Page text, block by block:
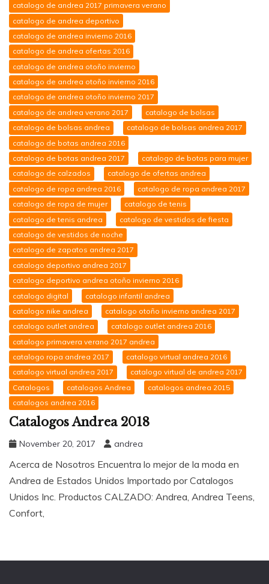
catalogo de andrea 2017 primavera verano
catalogo de andrea deportivo
catalogo de andrea invierno 2016
catalogo de andrea ofertas 2016
catalogo de andrea otoño invierno
catalogo de andrea otoño invierno 2016
catalogo de andrea otoño invierno 2017
catalogo de andrea verano 2017
catalogo de bolsas
catalogo de bolsas andrea
catalogo de bolsas andrea 2017
catalogo de botas andrea 2016
catalogo de botas andrea 2017
catalogo de botas para mujer
catalogo de calzados
catalogo de ofertas andrea
catalogo de ropa andrea 2016
catalogo de ropa andrea 2017
catalogo de ropa de mujer
catalogo de tenis
catalogo de tenis andrea
catalogo de vestidos de fiesta
catalogo de vestidos de noche
catalogo de zapatos andrea 2017
catalogo deportivo andrea 2017
catalogo deportivo andrea otoño invierno 2016
catalogo digital
catalogo infantil andrea
catalogo nike andrea
catalogo otoño invierno andrea 2017
catalogo outlet andrea
catalogo outlet andrea 2016
catalogo primavera verano 2017 andrea
catalogo ropa andrea 2017
catalogo virtual andrea 2016
catalogo virtual andrea 2017
catalogo virtual de andrea 2017
Catalogos
catalogos Andrea
catalogos andrea 2015
catalogos andrea 2016
Catalogos Andrea 2018
November 20, 2017 andrea
Acerca de Nosotros Encuentra lo mejor de la moda en
Andrea de Estados Unidos Importado por Catalogos
Unidos Inc. Productos CALZADO: Andrea, Andrea Teens,
Confort,